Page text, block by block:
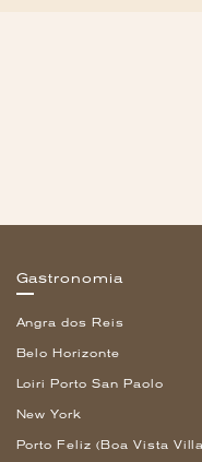
Gastronomia
Angra dos Reis
Belo Horizonte
Loiri Porto San Paolo
New York
Porto Feliz (Boa Vista